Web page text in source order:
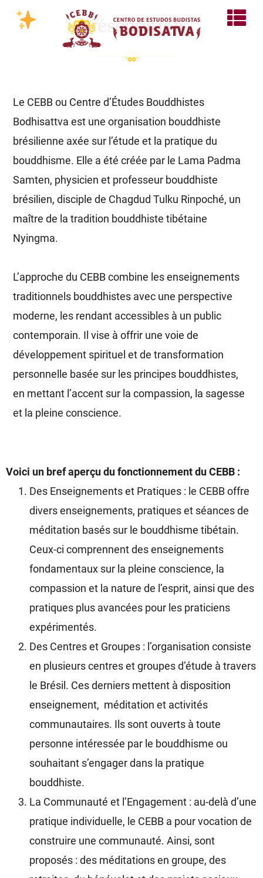
Présentation
Le CEBB ou Centre d’Études Bouddhistes
Bodhisattva est une organisation bouddhiste
brésilienne axée sur l’étude et la pratique du
bouddhisme. Elle a été créée par le Lama Padma
Samten, physicien et professeur bouddhiste
brésilien, disciple de Chagdud Tulku Rinpoché, un
maître de la tradition bouddhiste tibétaine
Nyingma.
L’approche du CEBB combine les enseignements
traditionnels bouddhistes avec une perspective
moderne, les rendant accessibles à un public
contemporain. Il vise à offrir une voie de
développement spirituel et de transformation
personnelle basée sur les principes bouddhistes,
en mettant l’accent sur la compassion, la sagesse
et la pleine conscience.
Voici un bref aperçu du fonctionnement du CEBB :
Des Enseignements et Pratiques : le CEBB offre
divers enseignements, pratiques et séances de
méditation basés sur le bouddhisme tibétain.
Ceux-ci comprennent des enseignements
fondamentaux sur la pleine conscience, la
compassion et la nature de l’esprit, ainsi que des
pratiques plus avancées pour les praticiens
expérimentés.
Des Centres et Groupes : l’organisation consiste
en plusieurs centres et groupes d’étude à travers
le Brésil. Ces derniers mettent à disposition
enseignement, méditation et activités
communautaires. Ils sont ouverts à toute
personne intéressée par le bouddhisme ou
souhaitant s’engager dans la pratique
bouddhiste.
La Communauté et l’Engagement : au-delà d’une
pratique individuelle, le CEBB a pour vocation de
construire une communauté. Ainsi, sont
proposés : des méditations en groupe, des